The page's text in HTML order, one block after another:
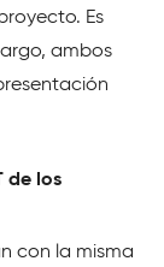
Es
ambos
de los
con la misma